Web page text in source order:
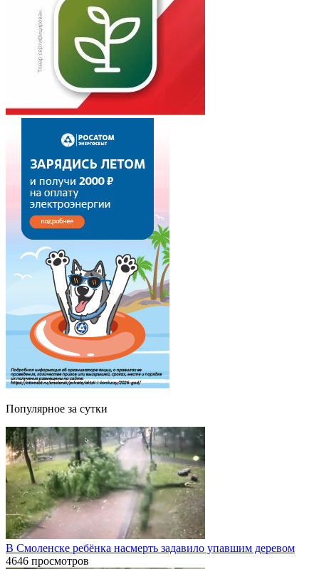
Популярное за сутки
В Смоленске ребёнка насмерть задавило упавшим деревом
4646 просмотров